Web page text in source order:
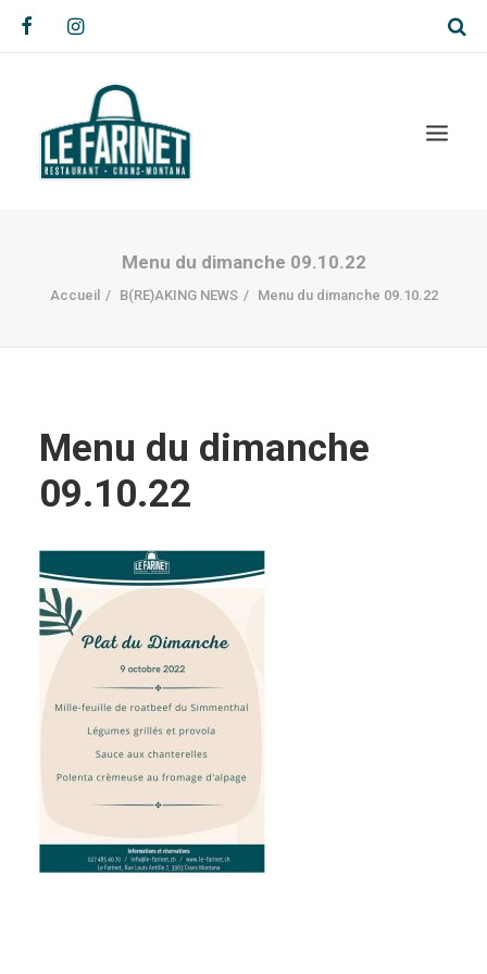
Menu du dimanche 09.10.22
Accueil B(RE)AKING NEWS Menu du dimanche 09.10.22
Menu du dimanche
09.10.22